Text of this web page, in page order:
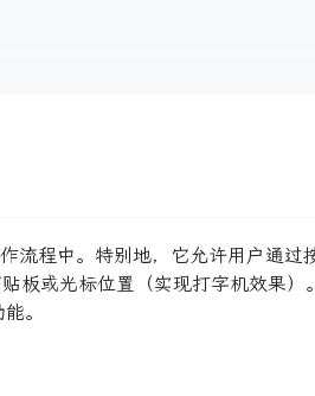
流程中。特别地，它允许用户通过
板或光标位置（实现打字机效果）
。